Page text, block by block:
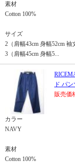
素材
Cotton 100%
サイズ
2（肩幅43cm 身幅52cm 袖
3（肩幅45cm 身幅5...
ド パ
販売価
カラー
NAVY
素材
Cotton 100%